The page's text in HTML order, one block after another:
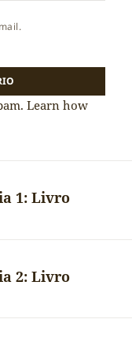
Learn how
1: Livro
2: Livro